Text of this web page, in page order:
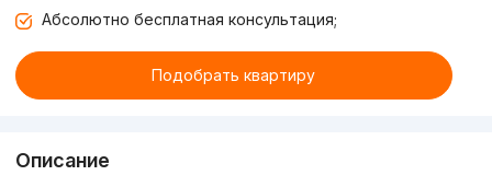
Абсолютно бесплатная консультация;
Подобрать квартиру
Описание